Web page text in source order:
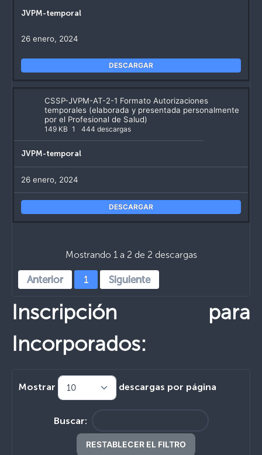
JVPM-temporal
26 enero, 2024
DESCARGAR
CSSP-JVPM-AT-2-1 Formato Autorizaciones
temporales (elaborada y presentada personalmente
por el Profesional de Salud)
149 KB 1 444 descargas
JVPM-temporal
26 enero, 2024
DESCARGAR
Mostrando 1 a 2 de 2 descargas
Anterior 1 Siguiente
Inscripción para
Incorporados:
Mostrar descargas por página
Buscar:
RESTABLECER EL FILTRO